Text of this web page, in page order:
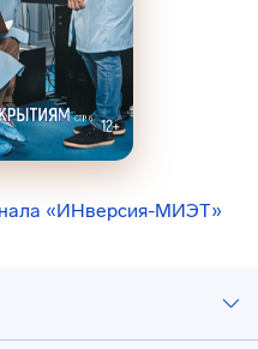
«ИНверсия-МИЭТ»